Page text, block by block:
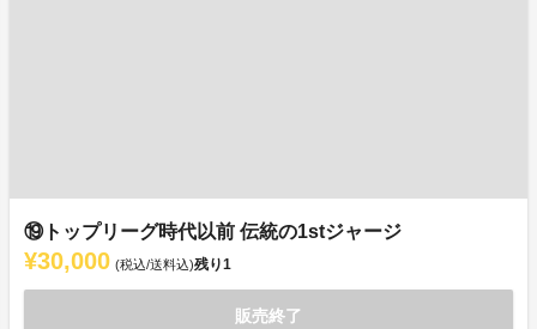
⑲トップリーグ時代以前 伝統の1stジャージ
¥30,000 (税込/送料込)残り1
販売終了